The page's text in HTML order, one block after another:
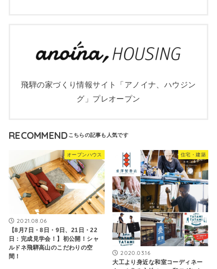
飛騨の家づくり情報サイト「アノイナ、ハウジン
グ」プレオープン
RECOMMEND
オープンハウス
2021.08.06
【8月7日・8日・9日、21日・22
日：完成見学会！】初公開！シャ
ルドネ飛騨高山のこだわりの空
間！
住宅・建築
2020.03.16
大工より身近な和室コーディネー